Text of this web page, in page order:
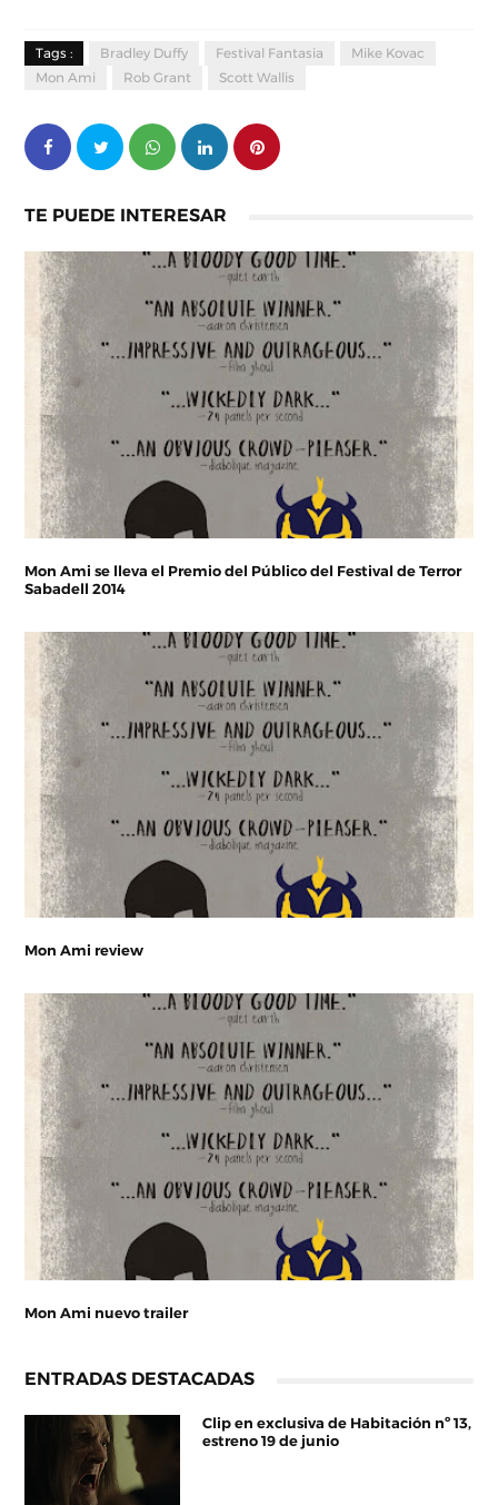
Tags : Bradley Duffy Festival Fantasia
Mike Kovac
Mon Ami
Rob Grant Scott Wallis
TE PUEDE INTERESAR
Mon Ami se lleva el Premio del Público del Festival de Terror
Sabadell 2014
Mon Ami review
Mon Ami nuevo trailer
ENTRADAS DESTACADAS
Clip en exclusiva de Habitación nº 13,
estreno 19 de junio